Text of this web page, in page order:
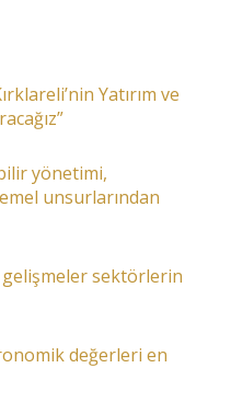
Yatırım ve
yönetimi,
unsurlarından
sektörlerin
değerleri en